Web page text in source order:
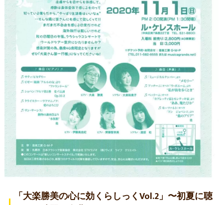
「大楽勝美の心に効くらしっくVol.2」〜初夏に聴